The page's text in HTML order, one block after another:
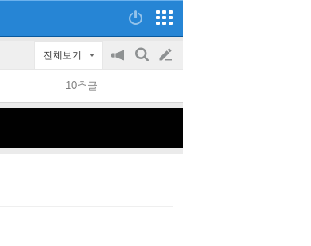
전체보기
공
on/off
검
글
쓰
10추글